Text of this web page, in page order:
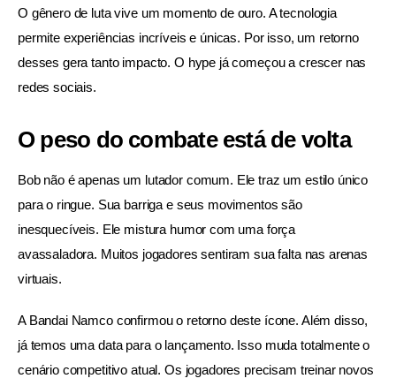
O gênero de luta vive um momento de ouro. A tecnologia
permite experiências incríveis e únicas. Por isso, um retorno
desses gera tanto impacto. O hype já começou a crescer nas
redes sociais.
O peso do combate está de volta
Bob não é apenas um lutador comum. Ele traz um estilo único
para o ringue. Sua barriga e seus movimentos são
inesquecíveis. Ele mistura humor com uma força
avassaladora. Muitos jogadores sentiram sua falta nas arenas
virtuais.
A Bandai Namco confirmou o retorno deste ícone. Além disso,
já temos uma data para o lançamento. Isso muda totalmente o
cenário competitivo atual. Os jogadores precisam treinar novos